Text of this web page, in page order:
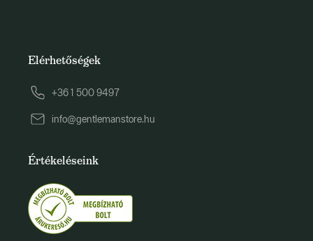
Elérhetőségek
+36 1 500 9497
info@gentlemanstore.hu
Értékeléseink